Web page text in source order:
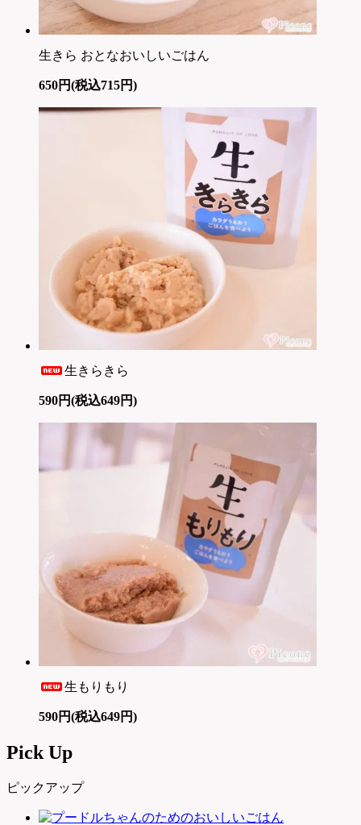
生きら おとなおいしいごはん
650円(税込715円)
生きらきら
590円(税込649円)
生もりもり
590円(税込649円)
Pick Up
ピックアップ